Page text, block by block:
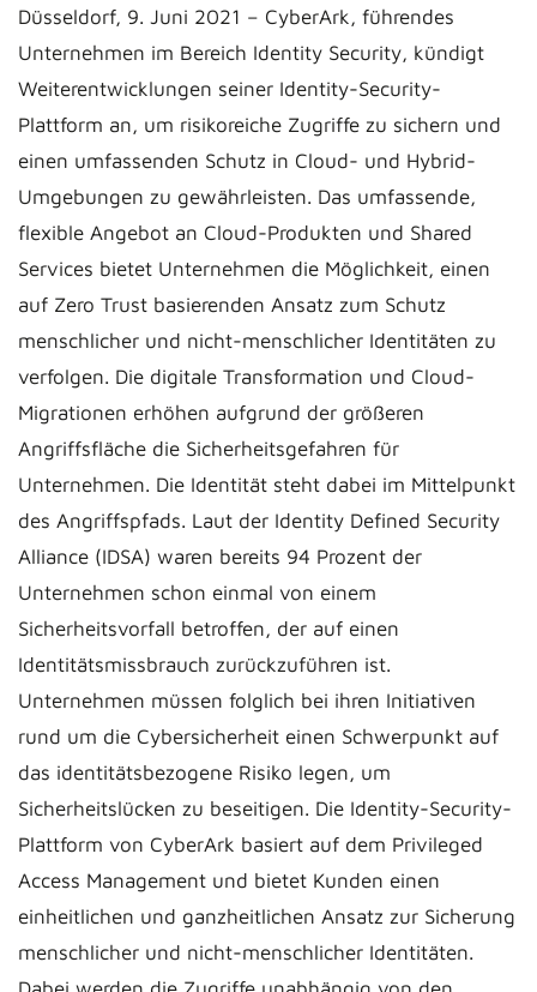
Düsseldorf, 9. Juni 2021 – CyberArk, führendes
Unternehmen im Bereich Identity Security, kündigt
Weiterentwicklungen seiner Identity-Security-
Plattform an, um risikoreiche Zugriffe zu sichern und
einen umfassenden Schutz in Cloud- und Hybrid-
Umgebungen zu gewährleisten. Das umfassende,
flexible Angebot an Cloud-Produkten und Shared
Services bietet Unternehmen die Möglichkeit, einen
auf Zero Trust basierenden Ansatz zum Schutz
menschlicher und nicht-menschlicher Identitäten zu
verfolgen. Die digitale Transformation und Cloud-
Migrationen erhöhen aufgrund der größeren
Angriffsfläche die Sicherheitsgefahren für
Unternehmen. Die Identität steht dabei im Mittelpunkt
des Angriffspfads. Laut der Identity Defined Security
Alliance (IDSA) waren bereits 94 Prozent der
Unternehmen schon einmal von einem
Sicherheitsvorfall betroffen, der auf einen
Identitätsmissbrauch zurückzuführen ist.
Unternehmen müssen folglich bei ihren Initiativen
rund um die Cybersicherheit einen Schwerpunkt auf
das identitätsbezogene Risiko legen, um
Sicherheitslücken zu beseitigen. Die Identity-Security-
Plattform von CyberArk basiert auf dem Privileged
Access Management und bietet Kunden einen
einheitlichen und ganzheitlichen Ansatz zur Sicherung
menschlicher und nicht-menschlicher Identitäten.